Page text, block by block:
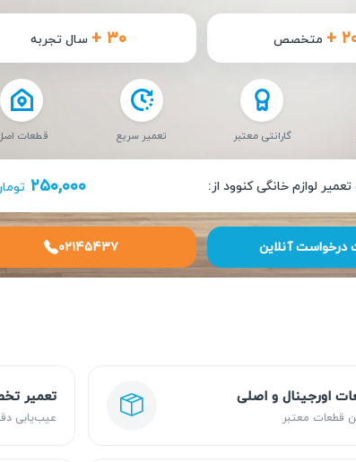
متخصص + ۳۰ سال تجربه
گارانتی معتبر تعمیر سریع قطعات
لوازم خانگی کنوود از: ۲۵۰,۰۰۰
درخواست آنلاین ۰۲۱۴۵۴۳۷
اورجینال و اصلی
قطعات معتبر
تعمیر
عیب‌یابی